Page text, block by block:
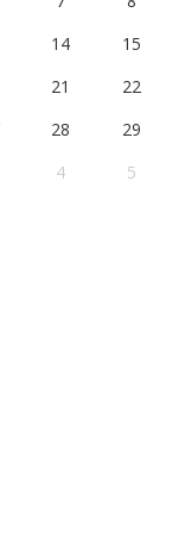
14
15
21
22
28
29
4 5